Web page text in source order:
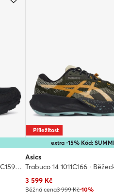
Gel-Venture 11 Waterproof 1011C159 · Běžecké boty
extra -15% Kód:
Příležitost
Asics
Trabuco 14 1011C166 ·
Aktuální cena
3 599Kč
Běžná cena3 999 Kč-10%